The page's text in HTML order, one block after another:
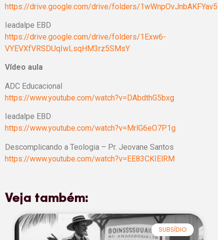
https://drive.google.com/drive/folders/
Ieadalpe EBD
https://drive.google.com/drive/folders/1Exw6-
VYEVXfVRSDUqIwLsqHM3rz5SMsY
Vídeo aula
ADC Educacional
https://www.youtube.com/watch?v=DAbdthG5bxg
Ieadalpe EBD
https://www.youtube.com/watch?v=MrlG6eO7P1g
Descomplicando a Teologia – Pr. Jeovane Santos
https://www.youtube.com/watch?v=EE83CKIElRM
Veja também:
SUBSÍDIO